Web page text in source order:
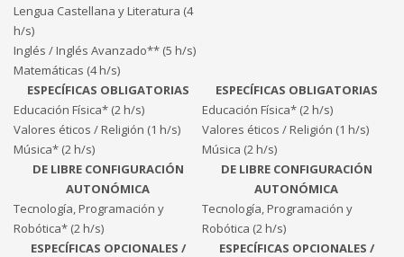
Lengua Castellana y Literatura (4
h/s)
Inglés / Inglés Avanzado** (5 h/s)
Matemáticas (4 h/s)
ESPECÍFICAS OBLIGATORIAS
ESPECÍFICAS OBLIGATORIAS
Educación Física* (2 h/s)
Educación Física* (2 h/s)
Valores éticos / Religión (1 h/s)
Valores éticos / Religión (1 h/s)
Música* (2 h/s)
Música (2 h/s)
DE LIBRE CONFIGURACIÓN
AUTONÓMICA
DE LIBRE CONFIGURACIÓN
AUTONÓMICA
Tecnología, Programación y
Robótica* (2 h/s)
Tecnología, Programación y
Robótica (2 h/s)
ESPECÍFICAS OPCIONALES /
ESPECÍFICAS OPCIONALES /